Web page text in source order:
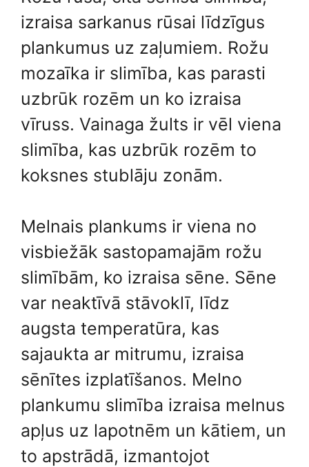
izraisa sarkanus rūsai līdzīgus
plankumus uz zaļumiem. Rožu
mozaīka ir slimība, kas parasti
uzbrūk rozēm un ko izraisa
vīruss. Vainaga žults ir vēl viena
slimība, kas uzbrūk rozēm to
koksnes stublāju zonām.
Melnais plankums ir viena no
visbiežāk sastopamajām rožu
slimībām, ko izraisa sēne. Sēne
var neaktīvā stāvoklī, līdz
augsta temperatūra, kas
sajaukta ar mitrumu, izraisa
sēnītes izplatīšanos. Melno
plankumu slimība izraisa melnus
apļus uz lapotnēm un kātiem, un
to apstrādā, izmantojot